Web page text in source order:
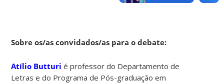
Sobre os/as convidados/as para o debate:
Atílio Butturi é professor do Departamento de
Letras e do Programa de Pós-graduação em